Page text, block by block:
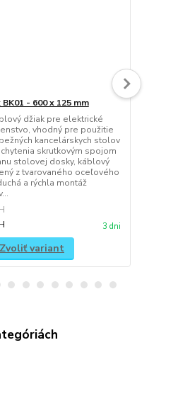
- 600 x 125 mm
džiak pre elektrické
vhodný pre použitie
kancelárskych stolov
skrutkovým spojom
stolovej dosky, káblový
z tvarovaného oceľového
a rýchla montáž
3 dni
Zvoliť variant